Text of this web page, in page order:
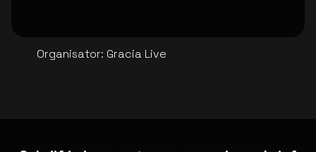
Organisator: Gracia Live